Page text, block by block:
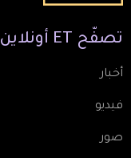
تصفّح ET أونلاين
أخبار
فيديو
صور